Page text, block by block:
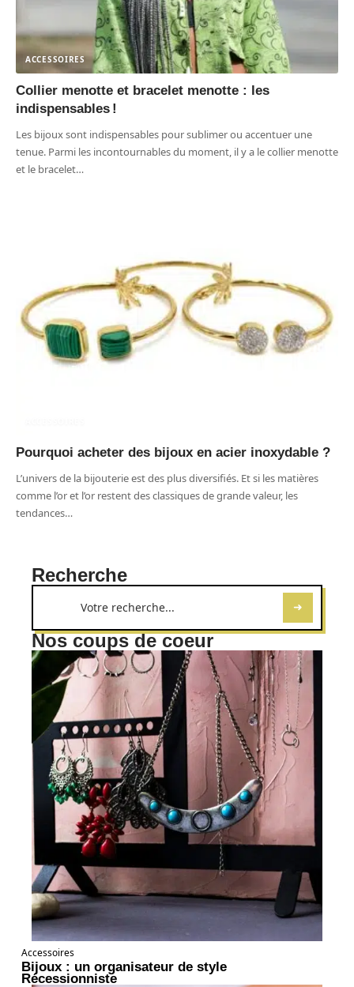
ACCESSOIRES
Collier menotte et bracelet menotte : les
indispensables !
Les bijoux sont indispensables pour sublimer ou accentuer une
tenue. Parmi les incontournables du moment, il y a le collier menotte
et le bracelet…
Pourquoi acheter des bijoux en acier inoxydable ?
L’univers de la bijouterie est des plus diversifiés. Et si les matières
comme l’or et l’or restent des classiques de grande valeur, les
tendances…
Recherche
Nos coups de coeur
Accessoires
Bijoux : un organisateur de style
Récessionniste